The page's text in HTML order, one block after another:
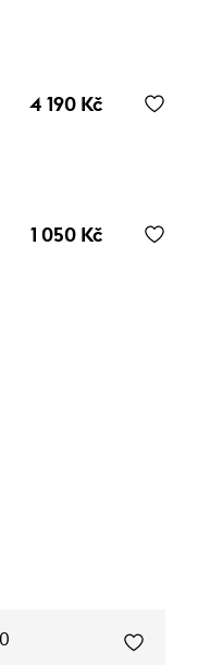
4 190 Kč
1 050 Kč